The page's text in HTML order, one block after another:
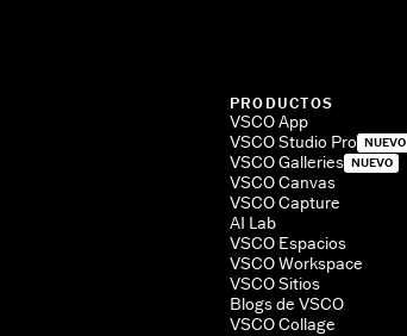
PRODUCTOS
VSCO App
VSCO Studio Pro NUEVO
VSCO Galleries NUEVO
VSCO Canvas
VSCO Capture
AI Lab
VSCO Espacios
VSCO Workspace
VSCO Sitios
Blogs de VSCO
VSCO Collage